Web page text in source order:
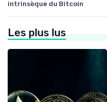
intrinsèque du Bitcoin
Les plus lus